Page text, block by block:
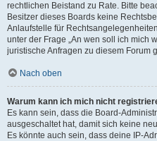
rechtlichen Beistand zu Rate. Bitte
Besitzer dieses Boards keine
Anlaufstelle für
unter der Frage „An wen soll ich mich
juristische Anfragen zu diesem Forum
Nach oben
Warum kann ich mich nicht
Es kann sein, dass die Board-
ausgeschaltet hat, damit sich keine
Es könnte auch sein, dass deine IP-